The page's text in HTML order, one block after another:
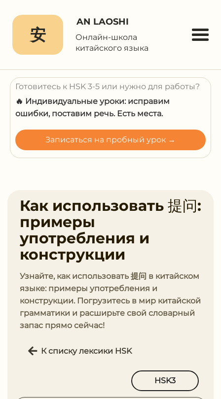
安
AN LAOSHI
Онлайн-школа
китайского языка
Готовитесь к HSK 3-5 или нужно для работы?
🔥 Индивидуальные уроки: исправим
ошибки, поставим речь. Есть места.
Записаться на пробный урок →
Как использовать 提问:
примеры
употребления и
конструкции
Узнайте, как использовать 提问 в китайском
языке: примеры употребления и
конструкции. Погрузитесь в мир китайской
грамматики и расширьте свой словарный
запас прямо сейчас!
К списку лексики HSK
HSK3